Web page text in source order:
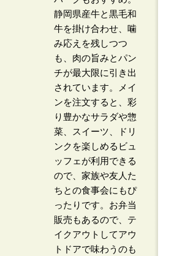
静岡県産牛と黒毛和
牛を掛け合わせ、噛
み応えを残しつつ
も、肉の旨みとパン
チが最大限に引き出
されています。メイ
ンを注文すると、彩
り豊かなサラダや惣
菜、スイーツ、ドリ
ンクを楽しめるビュ
ッフェが利用できる
ので、家族や友人た
ちとの食事会にもぴ
ったりです。お弁当
販売もあるので、テ
イクアウトしてアウ
トドアで味わうのも